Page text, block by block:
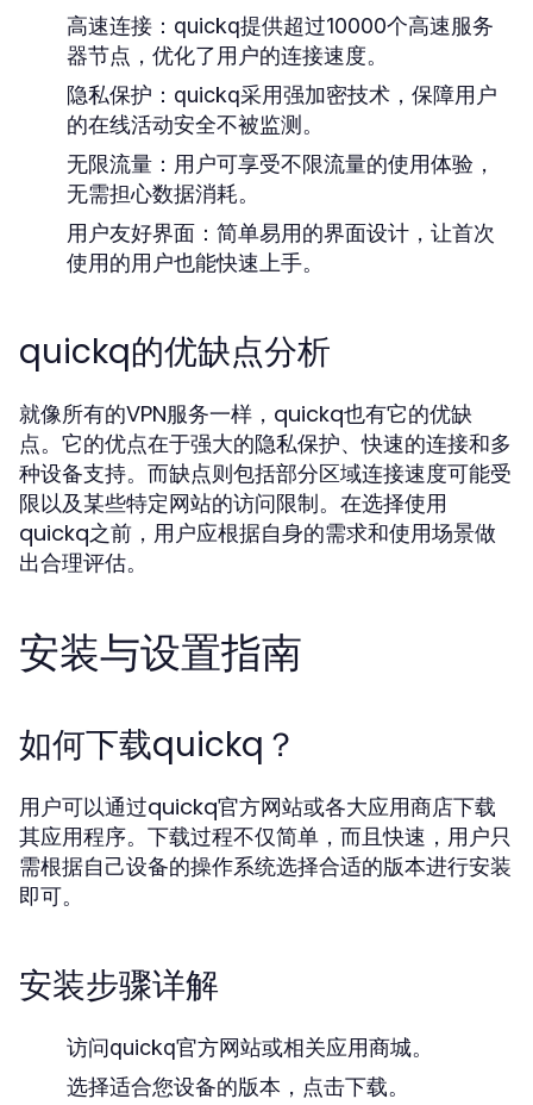
高速连接：quickq提供超过10000个高速服务
器节点，优化了用户的连接速度。
隐私保护：quickq采用强加密技术，保障用户
的在线活动安全不被监测。
无限流量：用户可享受不限流量的使用体验，
无需担心数据消耗。
用户友好界面：简单易用的界面设计，让首次
使用的用户也能快速上手。
quickq的优缺点分析
就像所有的VPN服务一样，quickq也有它的优缺
点。它的优点在于强大的隐私保护、快速的连接和多
种设备支持。而缺点则包括部分区域连接速度可能受
限以及某些特定网站的访问限制。在选择使用
quickq之前，用户应根据自身的需求和使用场景做
出合理评估。
安装与设置指南
如何下载quickq？
用户可以通过quickq官方网站或各大应用商店下载
其应用程序。下载过程不仅简单，而且快速，用户只
需根据自己设备的操作系统选择合适的版本进行安装
即可。
安装步骤详解
访问quickq官方网站或相关应用商城。
选择适合您设备的版本，点击下载。